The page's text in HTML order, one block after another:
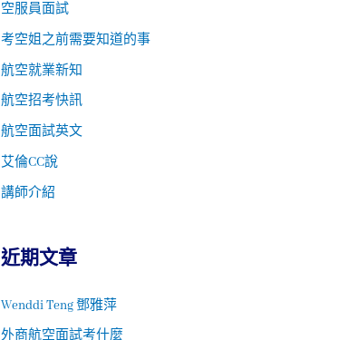
空服員面試
考空姐之前需要知道的事
航空就業新知
航空招考快訊
航空面試英文
艾倫CC說
講師介紹
近期文章
Wenddi Teng 鄧雅萍
外商航空面試考什麼